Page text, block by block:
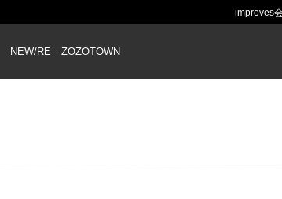
improves
NEW/RE ZOZOTOWN